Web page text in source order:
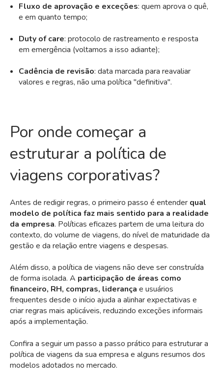
Fluxo de aprovação e exceções: quem aprova o quê,
e em quanto tempo;
Duty of care: protocolo de rastreamento e resposta
em emergência (voltamos a isso adiante);
Cadência de revisão: data marcada para reavaliar
valores e regras, não uma política "definitiva".
Por onde começar a
estruturar a política de
viagens corporativas?
Antes de redigir regras, o primeiro passo é entender qual
modelo de política faz mais sentido para a realidade
da empresa. Políticas eficazes partem de uma leitura do
contexto, do volume de viagens, do nível de maturidade da
gestão e da relação entre viagens e despesas.
Além disso, a política de viagens não deve ser construída
de forma isolada. A participação de áreas como
financeiro, RH, compras, liderança e usuários
frequentes desde o início ajuda a alinhar expectativas e
criar regras mais aplicáveis, reduzindo exceções informais
após a implementação.
Confira a seguir um passo a passo prático para estruturar a
política de viagens da sua empresa e alguns resumos dos
modelos adotados no mercado.